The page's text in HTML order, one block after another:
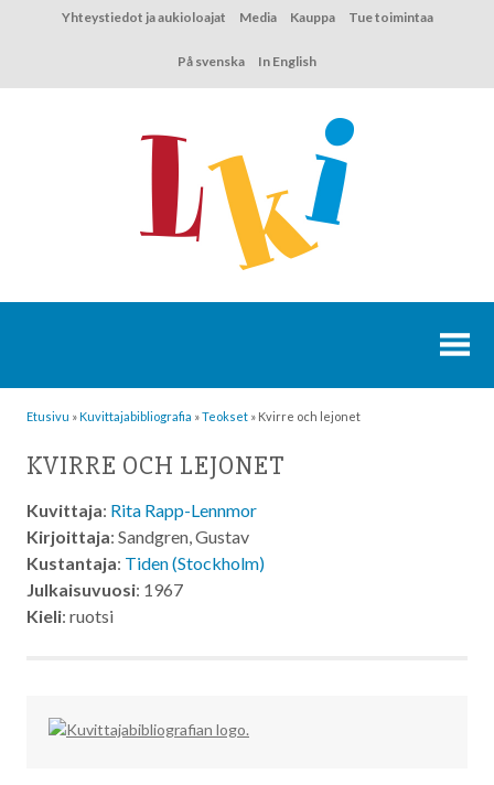
Yhteystiedot ja aukioloajat Media Kauppa Tue toimintaa
På svenska In English
Etusivu »Kuvittaja­bibliografia »Teokset » Kvirre och lejonet
KVIRRE OCH LEJONET
Kuvittaja: Rita Rapp-Lennmor
Kirjoittaja: Sandgren, Gustav
Kustantaja: Tiden (Stockholm)
Julkaisuvuosi: 1967
Kieli: ruotsi